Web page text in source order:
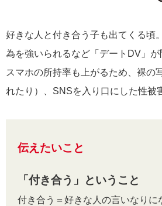
好きな人と付き合う子も出てくる頃
為を強いられるなど「デートDV」が
スマホの所持率も上がるため、裸の
れたり）、SNSを入り口にした性被
伝えたいこと
「付き合う」ということ
付き合う＝好きな人の言いなりに